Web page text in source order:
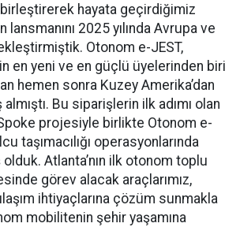
hayata geçirdiğimiz
lansmanını 2025 yılında Avrupa ve
Otonom e-JEST,
en yeni ve en güçlü üyelerinden biri
hemen sonra Kuzey Amerika’dan
Bu siparişlerin ilk adımı olan
projesiyle birlikte Otonom e-
taşımacılığı operasyonlarında
Atlanta’nın ilk otonom toplu
görev alacak araçlarımız,
ihtiyaçlarına çözüm sunmakla
mobilitenin şehir yaşamına